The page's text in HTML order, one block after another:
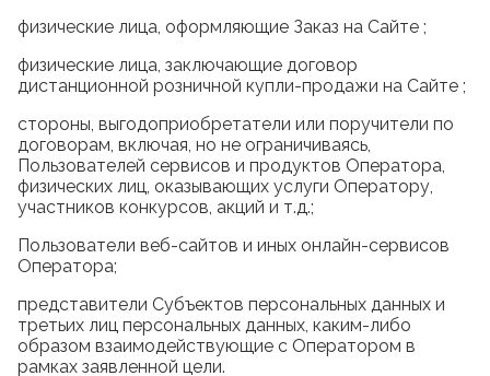
физические лица, оформляющие Заказ на Сайте ;
физические лица, заключающие договор
дистанционной розничной купли-продажи на Сайте ;
стороны, выгодоприобретатели или поручители по
договорам, включая, но не ограничиваясь,
Пользователей сервисов и продуктов Оператора,
физических лиц, оказывающих услуги Оператору,
участников конкурсов, акций и т.д.;
Пользователи веб-сайтов и иных онлайн-сервисов
Оператора;
представители Субъектов персональных данных и
третьих лиц персональных данных, каким-либо
образом взаимодействующие с Оператором в
рамках заявленной цели.